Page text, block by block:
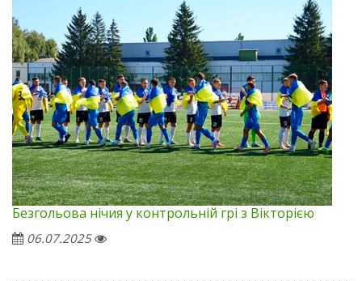
Безгольова нічия у контрольній грі з Вікторією
06.07.2025